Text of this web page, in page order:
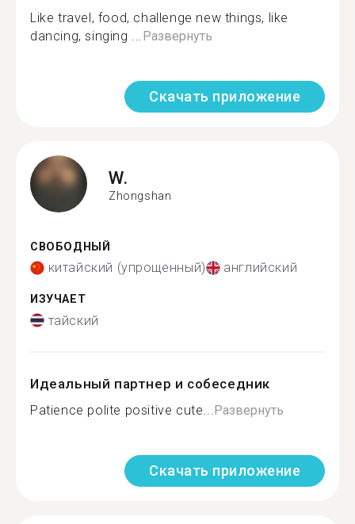
Like travel, food, challenge new things, like
dancing, singing ... Развернуть
Скачать приложение
W.
Zhongshan
СВОБОДНЫЙ
китайский (упрощенный) английский
ИЗУЧАЕТ
тайский
Идеальный партнер и собеседник
Patience polite positive cute... Развернуть
Скачать приложение